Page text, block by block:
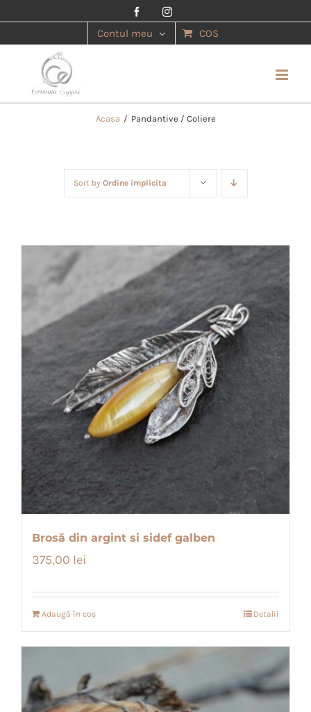
FacebookInstagram
Contul meu COS
Acasa / Pandantive / Coliere
Sort by Ordine implicita
Brosă din argint si sidef galben
375,00 lei
Adaugă în coș Detalii